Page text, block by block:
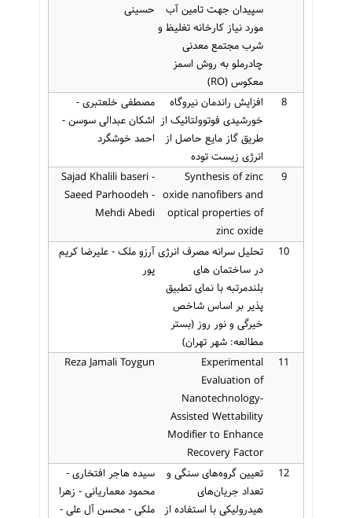
سپیدان جهت تامین آب
مورد نیاز کارخانه تغلیظ و
شرب مجتمع معدنی
چادرملو به روش اسمز
معکوس (RO)
حسینی
8
افزایش راندمان نیروگاه
خورشیدی فوتوولتائیک از
طریق گاز مایع حاصل از
انرژی زیست توده
مصطفی خلعتبری -
اشکان عبدالی سوسن -
احمد خوشگرد
9
Synthesis of zinc
oxide nanofibers and
optical properties of
zinc oxide
Sajad Khalili baseri -
Saeed Parhoodeh -
Mehdi Abedi
10
تحلیل سرانه مصرف انرژی
در ساختمان های
بلندمرتبه با نمای تطبیق
پذیر بر اساس شاخص
خیرگی و نور روز (بستر
مطالعه: شهر تهران)
آرزو ملک - علیرضا کریم
پور
11
Experimental
Evaluation of
Nanotechnology-
Assisted Wettability
Modifier to Enhance
Recovery Factor
Reza Jamali Toygun
12
تعیین گروه‌های سنگی و
تعداد جریان‌های
هیدرولیکی با استفاده از
سیده هاجر افتخاری -
محمود معماریانی - زهرا
ملکی - محسن آل علی -